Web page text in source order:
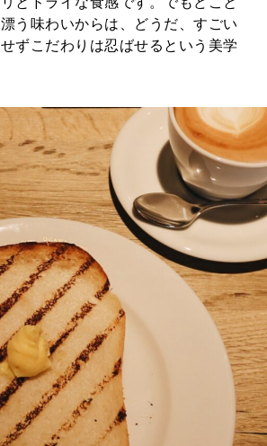
う味わいからは、どうだ、すごい
ずこだわりは忍ばせるという美学